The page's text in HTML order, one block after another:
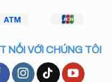
NỐI VỚI CHÚNG TÔI